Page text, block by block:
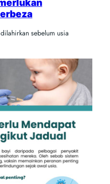
sebelum usia